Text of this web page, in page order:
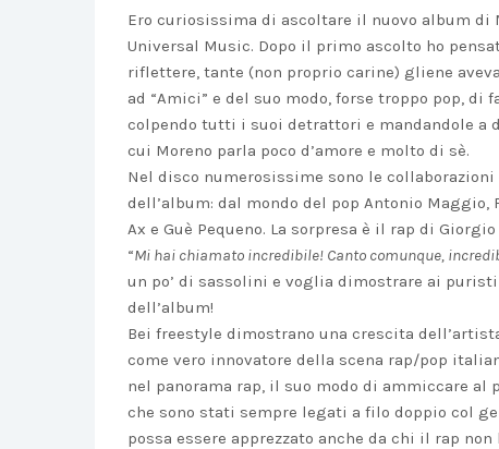
Ero curiosissima di ascoltare il nuovo album di
Universal Music. Dopo il primo ascolto ho
riflettere, tante (non proprio carine) gliene
ad “Amici” e del suo modo, forse troppo pop,
colpendo tutti i suoi detrattori e mandandole a
cui Moreno parla poco d’amore e molto di sè.
Nel disco numerosissime sono le
dell’album: dal mondo del pop Antonio
Ax e Guè Pequeno. La sorpresa è il rap di
“Mi hai chiamato incredibile! Canto comunque,
un po’ di sassolini e voglia dimostrare ai
dell’album!
Bei freestyle dimostrano una crescita
come vero innovatore della scena rap/pop
nel panorama rap, il suo modo di ammiccare
che sono stati sempre legati a filo doppio col
possa essere apprezzato anche da chi il rap